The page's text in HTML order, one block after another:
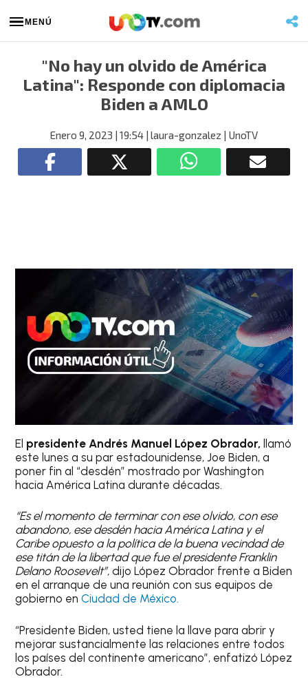
MENÚ
"No hay un olvido de América
Latina": Responde con diplomacia
Biden a AMLO
Enero 9, 2023 | 19:54 | laura-gonzalez | UnoTV
El presidente Andrés Manuel López Obrador, llamó
este lunes a su par estadounidense, Joe Biden, a
poner fin al “desdén” mostrado por Washington
hacia América Latina durante décadas.
“Es el momento de terminar con ese olvido, con ese
abandono, ese desdén hacia América Latina y el
Caribe opuesto a la política de la buena vecindad de
ese titán de la libertad que fue el presidente Franklin
Delano Roosevelt”, dijo López Obrador frente a Biden
en el arranque de una reunión con sus equipos de
gobierno enCiudad de México.
“Presidente Biden, usted tiene la llave para abrir y
mejorar sustancialmente las relaciones entre todos
los países del continente americano”, enfatizó López
Obrador.